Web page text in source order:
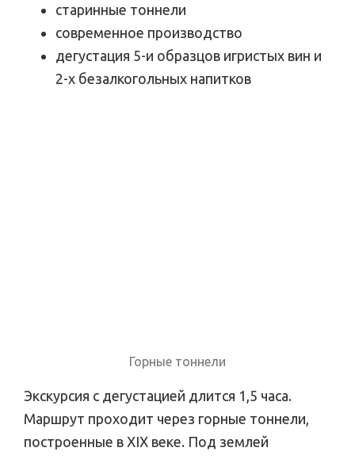
старинные тоннели
современное производство
дегустация 5-и образцов игристых вин и
2-х безалкогольных напитков
Горные тоннели
Экскурсия с дегустацией длится 1,5 часа.
Маршрут проходит через горные тоннели,
построенные в XIX веке. Под землей